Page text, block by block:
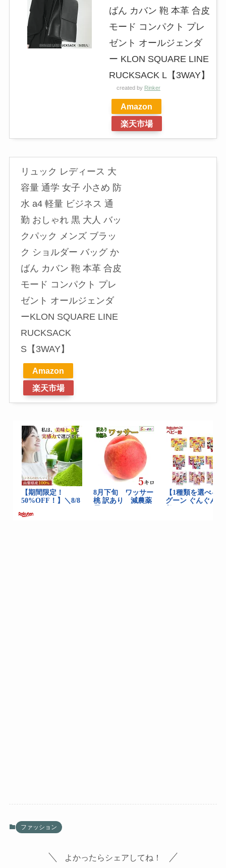
ばん カバン 鞄 本革 合皮
モード コンパクト プレ
ゼント オールジェンダ
ー KLON SQUARE LINE
RUCKSACK L【3WAY】
created by Rinker
Amazon
楽天市場
リュック レディース 大
容量 通学 女子 小さめ 防
水 a4 軽量 ビジネス 通
勤 おしゃれ 黒 大人 バッ
クパック メンズ ブラッ
ク ショルダー バッグ か
ばん カバン 鞄 本革 合皮
モード コンパクト プレ
ゼント オールジェンダ
ーKLON SQUARE LINE
RUCKSACK
S【3WAY】
Amazon
楽天市場
ファッション
よかったらシェアしてね！